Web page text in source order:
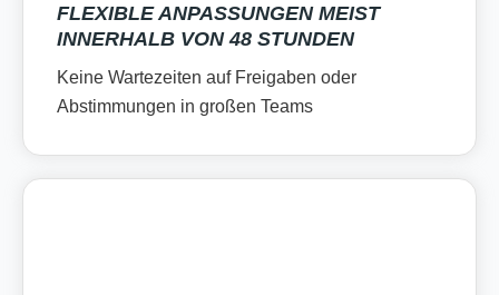
FLEXIBLE ANPASSUNGEN MEIST
INNERHALB VON 48 STUNDEN
Keine Wartezeiten auf Freigaben oder
Abstimmungen in großen Teams